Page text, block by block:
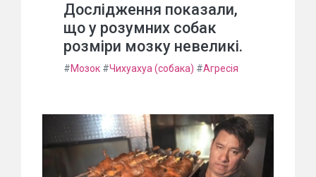
Дослідження показали,
що у розумних собак
розміри мозку невеликі.
#Мозок #Чихуахуа (собака) #Агресія